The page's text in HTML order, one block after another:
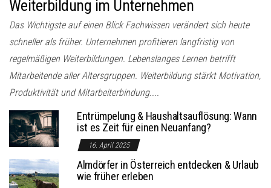
Weiterbildung im Unternehmen
Das Wichtigste auf einen Blick Fachwissen verändert sich heute
schneller als früher. Unternehmen profitieren langfristig von
regelmäßigen Weiterbildungen. Lebenslanges Lernen betrifft
Mitarbeitende aller Altersgruppen. Weiterbildung stärkt Motivation,
Produktivität und Mitarbeiterbindung....
Entrümpelung & Haushaltsauflösung: Wann
ist es Zeit für einen Neuanfang?
16. April 2025
Almdörfer in Österreich entdecken & Urlaub
wie früher erleben